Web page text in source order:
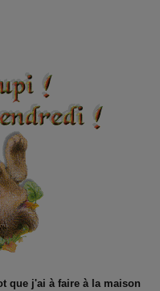
que j'ai à faire à la maison